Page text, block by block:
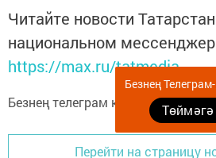
Читайте новости
национальном
https://max.ru/tatmedia
Безнең телеграм каналга
Перейти на страницу
Безнең